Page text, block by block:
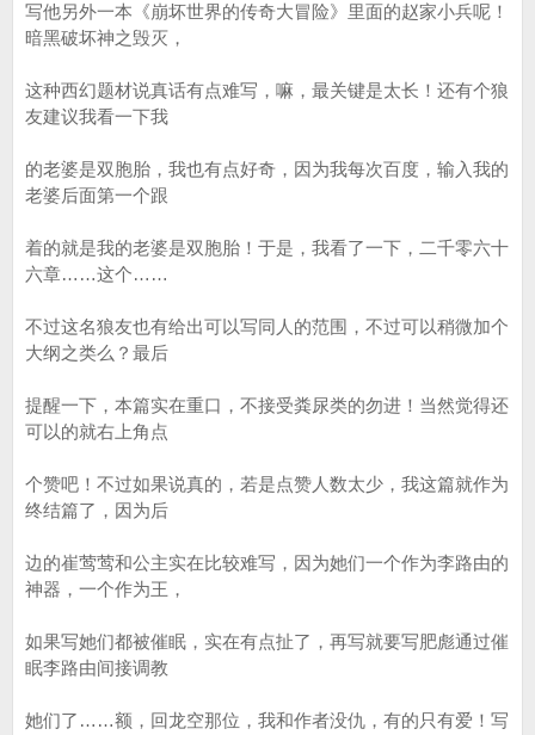
写他另外一本《崩坏世界的传奇大冒险》里面的赵家小兵呢！
暗黑破坏神之毁灭，
这种西幻题材说真话有点难写，嘛，最关键是太长！还有个狼
友建议我看一下我
的老婆是双胞胎，我也有点好奇，因为我每次百度，输入我的
老婆后面第一个跟
着的就是我的老婆是双胞胎！于是，我看了一下，二千零六十
六章……这个……
不过这名狼友也有给出可以写同人的范围，不过可以稍微加个
大纲之类么？最后
提醒一下，本篇实在重口，不接受粪尿类的勿进！当然觉得还
可以的就右上角点
个赞吧！不过如果说真的，若是点赞人数太少，我这篇就作为
终结篇了，因为后
边的崔莺莺和公主实在比较难写，因为她们一个作为李路由的
神器，一个作为王，
如果写她们都被催眠，实在有点扯了，再写就要写肥彪通过催
眠李路由间接调教
她们了……额，回龙空那位，我和作者没仇，有的只有爱！写